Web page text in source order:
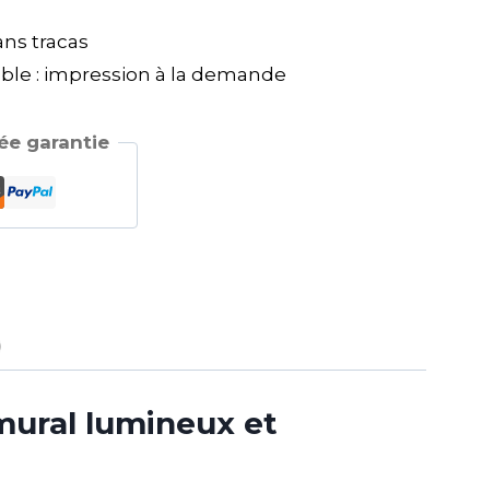
tracas
: impression à la demande
garantie
lumineux et